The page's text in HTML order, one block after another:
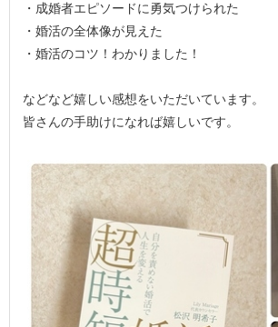
・成婚者エピソードに勇気つけられた
・婚活の全体像が見えた
・婚活のコツ！わかりました！
などなど嬉しい感想をいただいています。
皆さんの手助けになれば嬉しいです。